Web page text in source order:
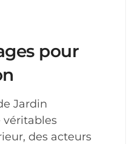
pour
Jardin
véritables
des acteurs